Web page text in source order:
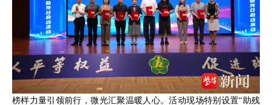
榜样力量引领前行，微光汇聚温暖人心。活动现场特别设置“助残